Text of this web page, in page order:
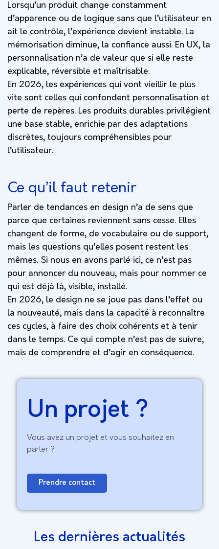
Lorsqu’un produit change constamment
d’apparence ou de logique sans que l’utilisateur en
ait le contrôle, l’expérience devient instable. La
mémorisation diminue, la confiance aussi. En UX, la
personnalisation n’a de valeur que si elle reste
explicable, réversible et maîtrisable.
En 2026, les expériences qui vont vieillir le plus
vite sont celles qui confondent personnalisation et
perte de repères. Les produits durables privilégient
une base stable, enrichie par des adaptations
discrètes, toujours compréhensibles pour
l’utilisateur.
Ce qu’il faut retenir
Parler de tendances en design n’a de sens que
parce que certaines reviennent sans cesse. Elles
changent de forme, de vocabulaire ou de support,
mais les questions qu’elles posent restent les
mêmes. Si nous en avons parlé ici, ce n’est pas
pour annoncer du nouveau, mais pour nommer ce
qui est déjà là, visible, installé.
En 2026, le design ne se joue pas dans l’effet ou
la nouveauté, mais dans la capacité à reconnaître
ces cycles, à faire des choix cohérents et à tenir
dans le temps. Ce qui compte n’est pas de suivre,
mais de comprendre et d’agir en conséquence.
Un projet ?
Vous avez un projet et vous souhaitez en
parler ?
Prendre contact
Les dernières actualités